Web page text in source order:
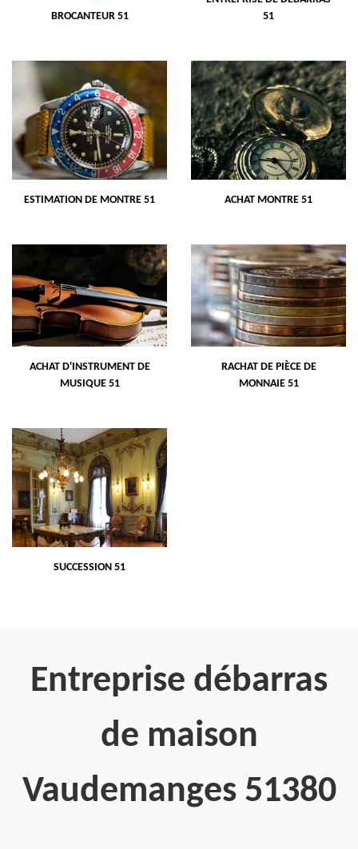
BROCANTEUR 51
51
ESTIMATION DE MONTRE 51 ACHAT MONTRE 51
ACHAT D'INSTRUMENT DE
MUSIQUE 51
RACHAT DE PIÈCE DE
MONNAIE 51
SUCCESSION 51
Entreprise débarras
de maison
Vaudemanges 51380